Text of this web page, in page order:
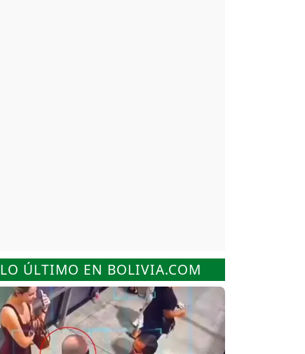
LO ÚLTIMO EN BOLIVIA.COM